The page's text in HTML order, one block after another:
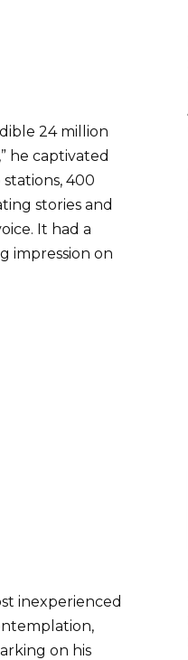
24 million
he captivated
400
stories and
It had a
impression on
inexperienced
on his